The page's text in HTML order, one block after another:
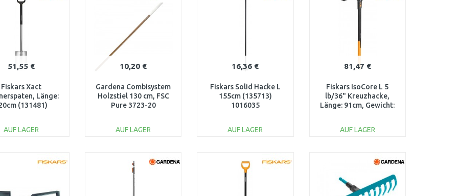
Vergleichen Vergleichen
51,55 €
Fiskars Xact
Länge:
(131481)
AUF LAGER
10,20 €
Gardena Combisystem
Holzstiel 130 cm, FSC
Pure 3723-20
AUF LAGER
Vergleichen
16,36 €
Fiskars Solid Hacke L
155cm (135713)
1016035
AUF LAGER
Vergleichen
81,47 €
Fiskars IsoCore L 5
lb/36" Kreuzhacke,
Länge: 91cm, Gewicht:
AUF LAGER